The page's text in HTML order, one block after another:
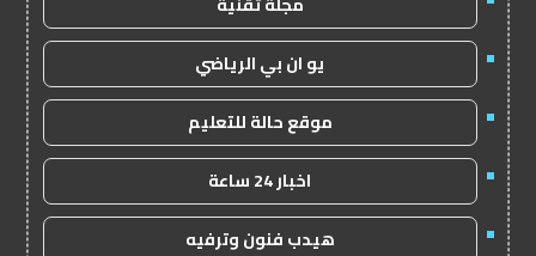
يو ان بي الرياضي
موقع حالة للتعليم
اخبار 24 ساعة
هيدب فنون وترفيه